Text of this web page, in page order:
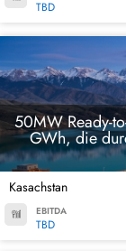
TBD
50MW Ready-
GWh, die
Kasachstan
EBITDA
TBD